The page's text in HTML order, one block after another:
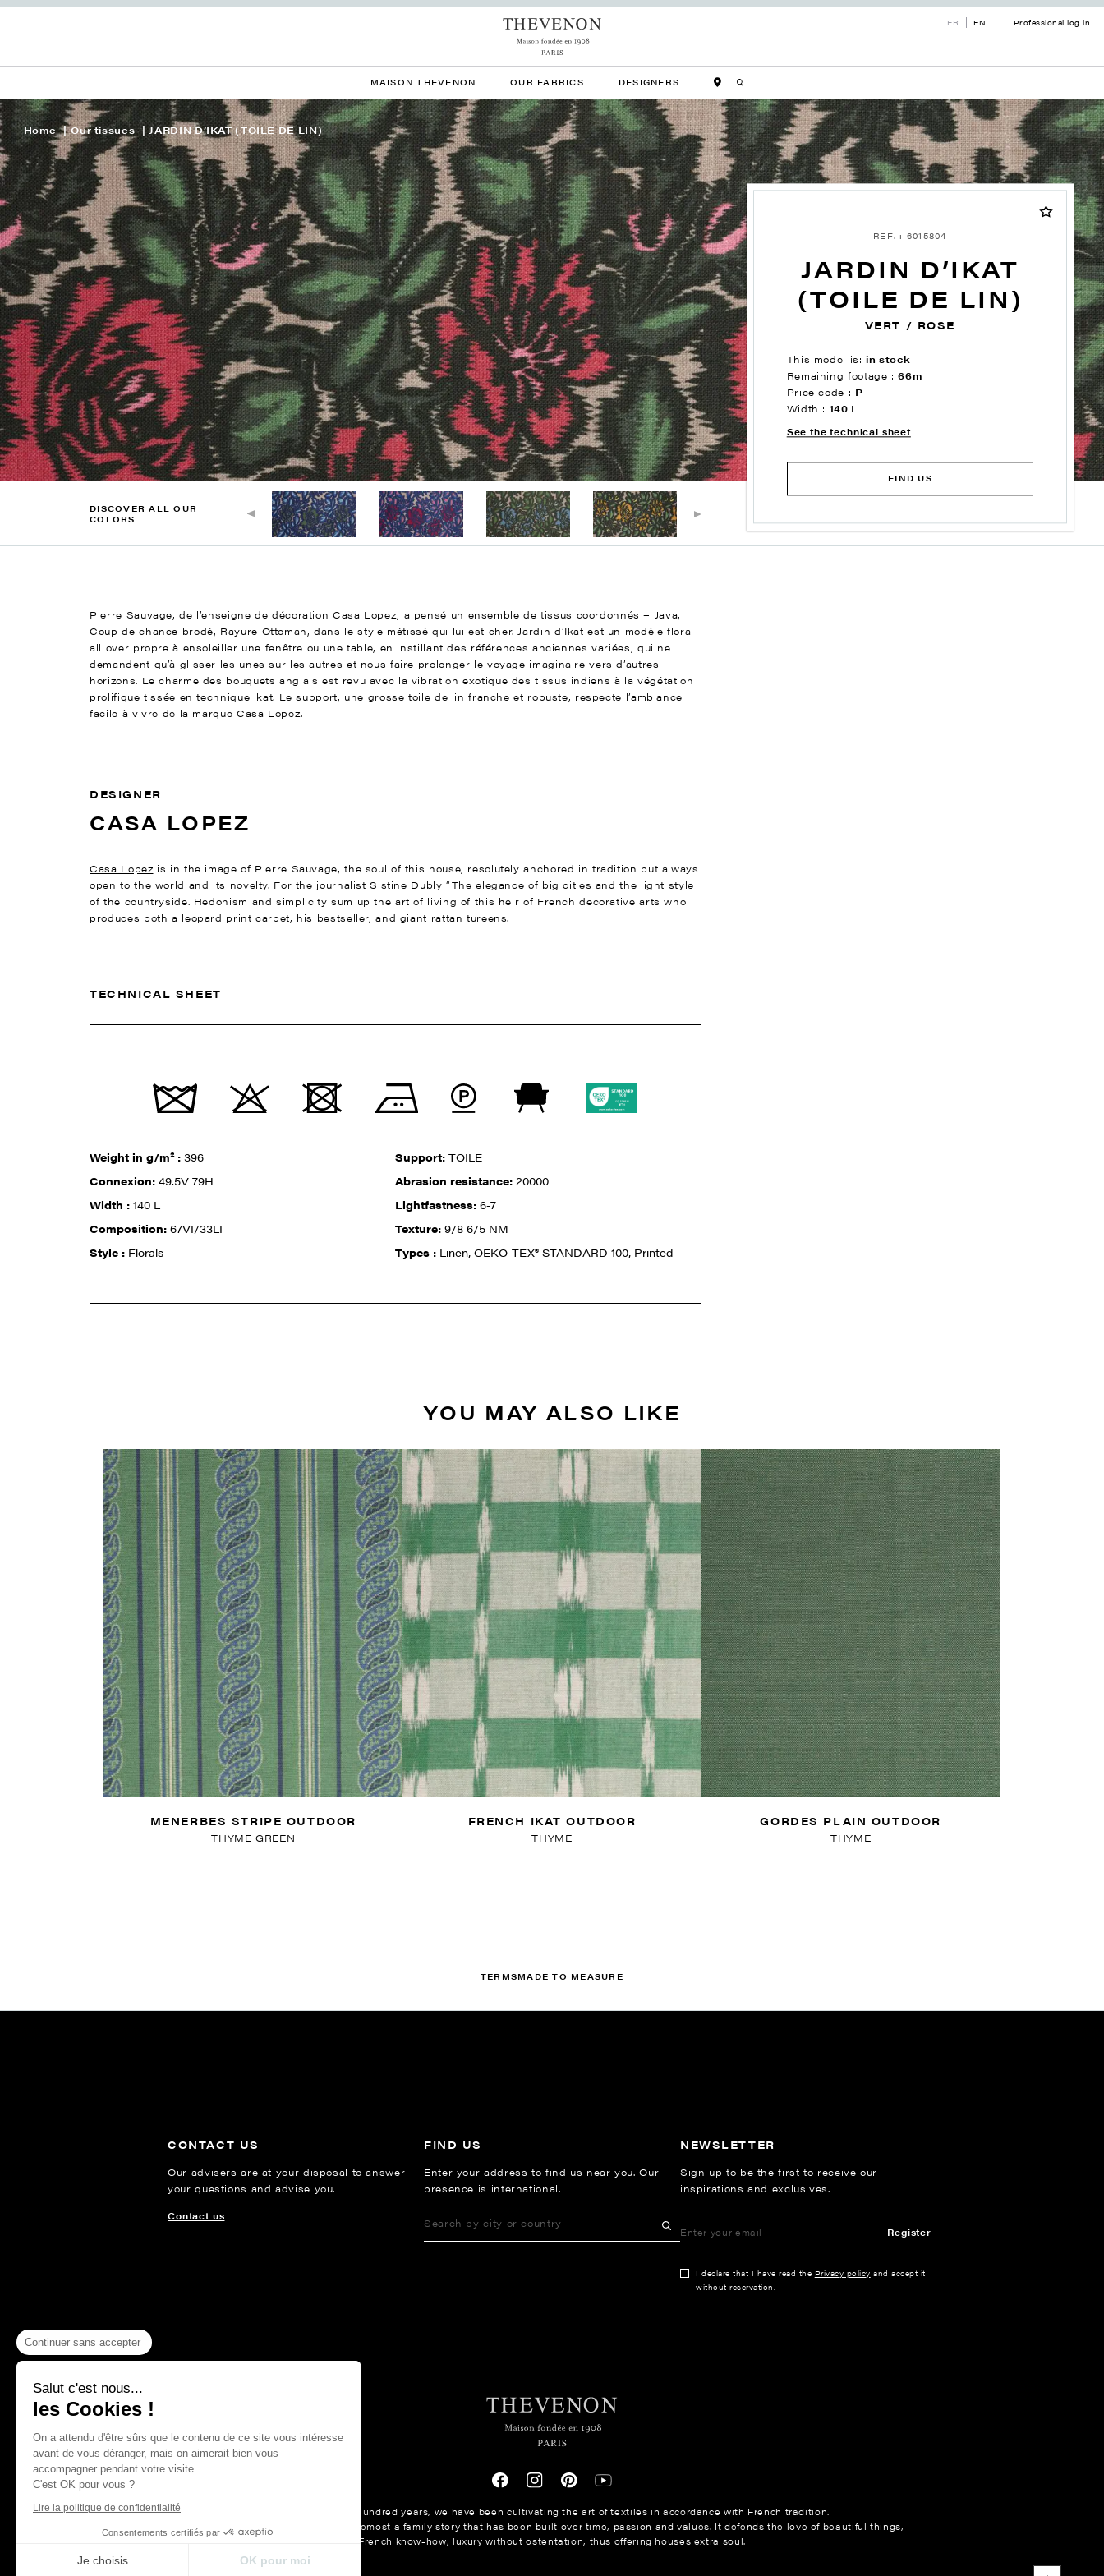
FR EN Professional log in
MAISON THEVENON OUR FABRICS DESIGNERS
Home Our tissues JARDIN D’IKAT (TOILE DE LIN)
REF. : 6015804
JARDIN D’IKAT
(TOILE DE LIN)
VERT / ROSE
This model is:in stock
Remaining footage :66m
Price code : P
Width : 140 L
See the technical sheet
FIND US
DISCOVER ALL OUR
COLORS
Pierre Sauvage, de l’enseigne de décoration Casa Lopez, a pensé un ensemble de tissus coordonnés – Java,
Coup de chance brodé, Rayure Ottoman, dans le style métissé qui lui est cher. Jardin d’Ikat est un modèle floral
all over propre à ensoleiller une fenêtre ou une table, en instillant des références anciennes variées, qui ne
demandent qu’à glisser les unes sur les autres et nous faire prolonger le voyage imaginaire vers d’autres
horizons. Le charme des bouquets anglais est revu avec la vibration exotique des tissus indiens à la végétation
prolifique tissée en technique ikat. Le support, une grosse toile de lin franche et robuste, respecte l’ambiance
facile à vivre de la marque Casa Lopez.
DESIGNER
CASA LOPEZ
Casa Lopez is in the image of Pierre Sauvage, the soul of this house, resolutely anchored in tradition but always
open to the world and its novelty. For the journalist Sistine Dubly “The elegance of big cities and the light style
of the countryside. Hedonism and simplicity sum up the art of living of this heir of French decorative arts who
produces both a leopard print carpet, his bestseller, and giant rattan tureens.
TECHNICAL SHEET
Weight in g/m² :396 Support:TOILE
Connexion:49.5V 79H Abrasion resistance:20000
Width :140 L Lightfastness:6-7
Composition:67VI/33LI Texture:9/8 6/5 NM
Style : Florals Types : Linen, OEKO-TEX® STANDARD 100, Printed
YOU MAY ALSO LIKE
MENERBES STRIPE OUTDOOR
THYME GREEN
FRENCH IKAT OUTDOOR
THYME
GORDES PLAIN OUTDOOR
THYME
TERMSMADE TO MEASURE
CONTACT US
Our advisers are at your disposal to answer
your questions and advise you.
Contact us
FIND US
Enter your address to find us near you. Our
presence is international.
NEWSLETTER
Sign up to be the first to receive our
inspirations and exclusives.
Register
I declare that I have read the Privacy policy and accept it
without reservation.
For more than a hundred years, we have been cultivating the art of textiles in accordance with French tradition.
Maison Thevenon is first and foremost a family story that has been built over time, passion and values. It defends the love of beautiful things,
French know-how, luxury without ostentation, thus offering houses extra soul.
Continuer sans accepter
Salut c'est nous...
les Cookies !
On a attendu d'être sûrs que le contenu de ce site vous intéresse
avant de vous déranger, mais on aimerait bien vous
accompagner pendant votre visite...
C'est OK pour vous ?
Lire la politique de confidentialité
Consentements certifiés par
Je choisis OK pour moi